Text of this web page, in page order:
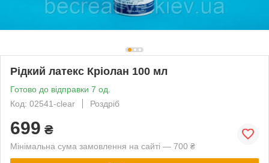
Рідкий латекс Кріолан 100 мл
Готово до відправки 7 од.
Код: 02541-clear
Роздріб
699 ₴
Мінімальна сума замовлення на сайті — 700 ₴